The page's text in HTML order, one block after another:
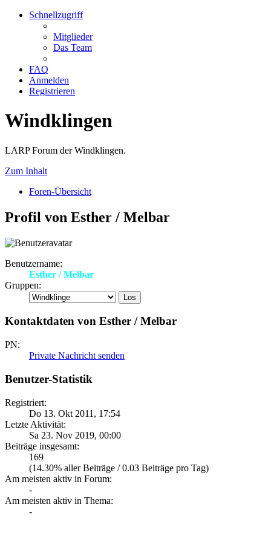
Schnellzugriff
Mitglieder
Das Team
FAQ
Anmelden
Registrieren
Windklingen
LARP Forum der Windklingen.
Zum Inhalt
Foren-Übersicht
Profil von Esther / Melbar
Benutzername:
Esther / Melbar
Gruppen:
Kontaktdaten von Esther / Melbar
PN:
Private Nachricht senden
Benutzer-Statistik
Registriert:
Do 13. Okt 2011, 17:54
Letzte Aktivität:
Sa 23. Nov 2019, 00:00
Beiträge insgesamt:
169
(14.30% aller Beiträge / 0.03 Beiträge pro Tag)
Am meisten aktiv in Forum:
-
Am meisten aktiv in Thema:
-